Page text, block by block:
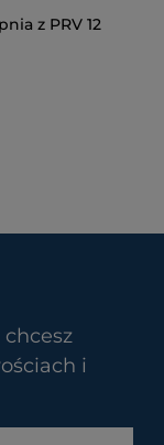
z PRV 12
i